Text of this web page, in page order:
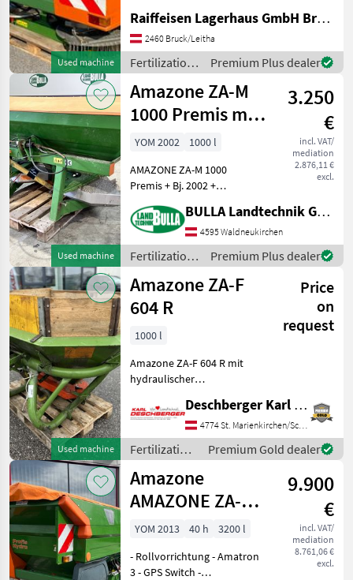
Used machine
2500; Working width: 36;
Type: Mounted; Drive type:
Mechanical drive; Number
of spreading disc
Raiffeisen Lagerhaus GmbH Bruck/Leitha
2460 Bruck/Leitha
Fertilization
and
irrigation
equipment /
Amazone
Premium Plus dealer
Used machine
Amazone ZA-M
1000 Premis mit
Plane
3.250
€
incl. VAT/
mediation
2.876,11 €
excl.
YOM 2002
1000 l
AMAZONE ZA-M 1000
Premis + Bj. 2002 +
Meter + Grenzstreuscheibe
+ Abdeckplane +
Einfüllsiebe + 2x
einfachwirkende
Zusatzsteuergeräte
BULLA Landtechnik GmbH
4595 Waldneukirchen
Fertilization
and
irrigation
equipment /
Amazone
Premium Plus dealer
Used machine
Amazone ZA-F
604 R
Price
on
request
1000 l
Amazone ZA-F 604 R mit
hydraulischer
Eigenbau Holzaufsatz und
dazu gehöriger
Gelenkwelle. Hr.
Pöcherstorfer Manuel
Hydraulic operation
Fertilizat
Deschberger Karl Landtechnik GesmbH & Co KG
4774 St. Marienkirchen/Schärding
Fertilization
and
irrigation
equipment /
Amazone
Premium Gold dealer
Amazone
AMAZONE ZA-M
3200 PROFIS
HYDRO
9.900
€
incl. VAT/
mediation
8.761,06 €
excl.
YOM 2013 40 h
3200 l
- Rollvorrichtung - Amatron
3 - GPS Switch -